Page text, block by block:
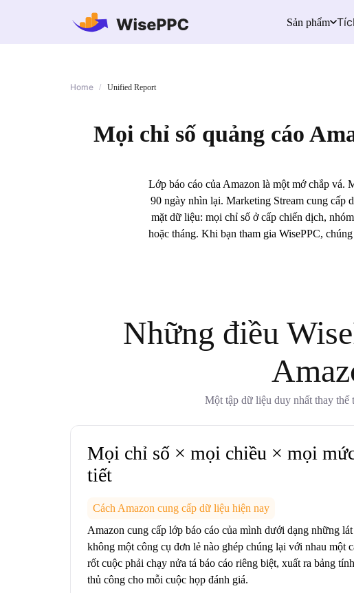
Sản phẩm
Home / Unified Report
Mọi chỉ số quảng cáo
Lớp báo cáo của Amazon là một mớ chắp vá.
90 ngày nhìn lại. Marketing Stream cung cấp
mặt dữ liệu: mọi chỉ số ở cấp chiến dịch,
hoặc tháng. Khi bạn tham gia WisePPC,
Những điều
Một tập dữ liệu duy nhất thay
Mọi chỉ số × mọi chiều × mọi
tiết
Cách Amazon cung cấp dữ liệu hiện nay
Amazon cung cấp lớp báo cáo của mình dưới dạng những
không một công cụ đơn lẻ nào ghép chúng lại với nhau một
rốt cuộc phải chạy nửa tá báo cáo riêng biệt, xuất ra bảng
thủ công cho mỗi cuộc họp đánh giá.